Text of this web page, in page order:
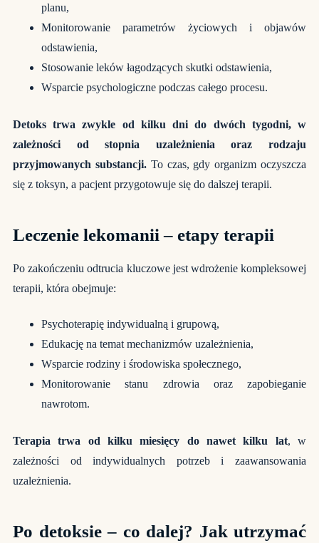
planu,
Monitorowanie parametrów życiowych i objawów
odstawienia,
Stosowanie leków łagodzących skutki odstawienia,
Wsparcie psychologiczne podczas całego procesu.
Detoks trwa zwykle od kilku dni do dwóch tygodni, w
zależności od stopnia uzależnienia oraz rodzaju
przyjmowanych substancji. To czas, gdy organizm oczyszcza
się z toksyn, a pacjent przygotowuje się do dalszej terapii.
Leczenie lekomanii – etapy terapii
Po zakończeniu odtrucia kluczowe jest wdrożenie kompleksowej
terapii, która obejmuje:
Psychoterapię indywidualną i grupową,
Edukację na temat mechanizmów uzależnienia,
Wsparcie rodziny i środowiska społecznego,
Monitorowanie stanu zdrowia oraz zapobieganie
nawrotom.
Terapia trwa od kilku miesięcy do nawet kilku lat, w
zależności od indywidualnych potrzeb i zaawansowania
uzależnienia.
Po detoksie – co dalej? Jak utrzymać